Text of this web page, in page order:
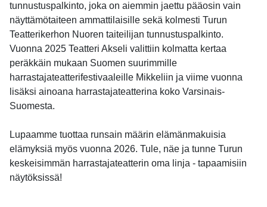
tunnustuspalkinto, joka on aiemmin jaettu pääosin vain
näyttämötaiteen ammattilaisille sekä kolmesti Turun
Teatterikerhon Nuoren taiteilijan tunnustuspalkinto.
Vuonna 2025 Teatteri Akseli valittiin kolmatta kertaa
peräkkäin mukaan Suomen suurimmille
harrastajateatterifestivaaleille Mikkeliin ja viime vuonna
lisäksi ainoana harrastajateatterina koko Varsinais-
Suomesta.
Lupaamme tuottaa runsain määrin elämänmakuisia
elämyksiä myös vuonna 2026. Tule, näe ja tunne Turun
keskeisimmän harrastajateatterin oma linja - tapaamisiin
näytöksissä!